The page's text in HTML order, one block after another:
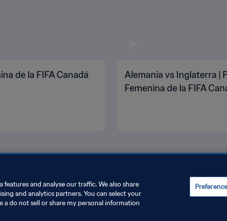
de la FIFA Canadá
Alemania vs Inglaterra |
Femenina de la FIFA
LA CONFIGURACIÓN DE LAS COOKIES
and analyse our traffic. We also share
and analytics partners. You can select your
do not sell or share my personal information